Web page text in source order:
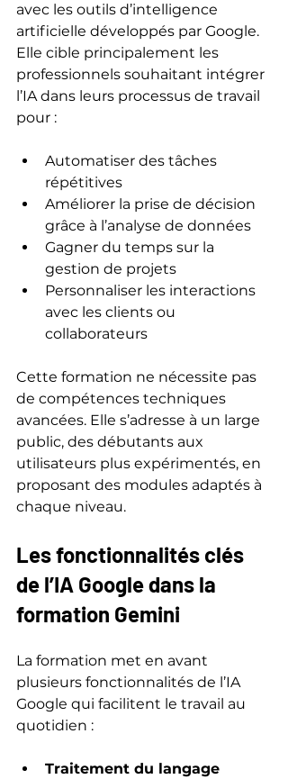
avec les outils d’intelligence
artificielle développés par Google.
Elle cible principalement les
professionnels souhaitant intégrer
l’IA dans leurs processus de travail
pour :
Automatiser des tâches
répétitives
Améliorer la prise de décision
grâce à l’analyse de données
Gagner du temps sur la
gestion de projets
Personnaliser les interactions
avec les clients ou
collaborateurs
Cette formation ne nécessite pas
de compétences techniques
avancées. Elle s’adresse à un large
public, des débutants aux
utilisateurs plus expérimentés, en
proposant des modules adaptés à
chaque niveau.
Les fonctionnalités clés
de l’IA Google dans la
formation Gemini
La formation met en avant
plusieurs fonctionnalités de l’IA
Google qui facilitent le travail au
quotidien :
Traitement du langage